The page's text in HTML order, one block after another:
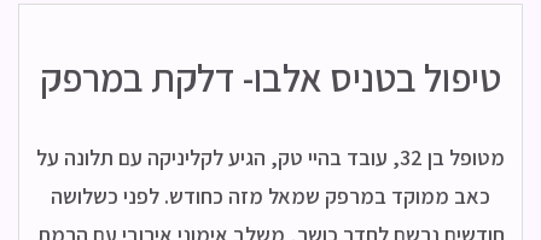
טיפול בטניס אלבו- דלקת במרפק
מטופל בן 32, עובד בהיי טק, הגיע לקליניקה עם תלונה על
כאב ממוקד במרפק שמאל מזה כחודש. לפני כשלושה
חודשים נרשם לחדר כושר, משלב אימוני אירובי עם הרמת